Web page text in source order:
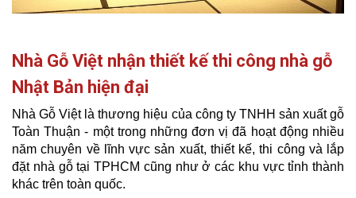
Nhà Gỗ Việt nhận thiết kế thi công nhà gỗ
Nhật Bản hiện đại
Nhà Gỗ Việt là thương hiệu của công ty TNHH sản xuất gỗ
Toàn Thuận - một trong những đơn vị đã hoạt động nhiều
năm chuyên về lĩnh vực sản xuất, thiết kế, thi công và lắp
đặt nhà gỗ tại TPHCM cũng như ở các khu vực tỉnh thành
khác trên toàn quốc.